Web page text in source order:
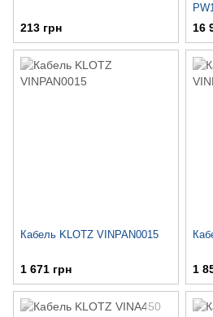
213 грн 16
Кабель KLOTZ VINPAN0015
1 671 грн 1